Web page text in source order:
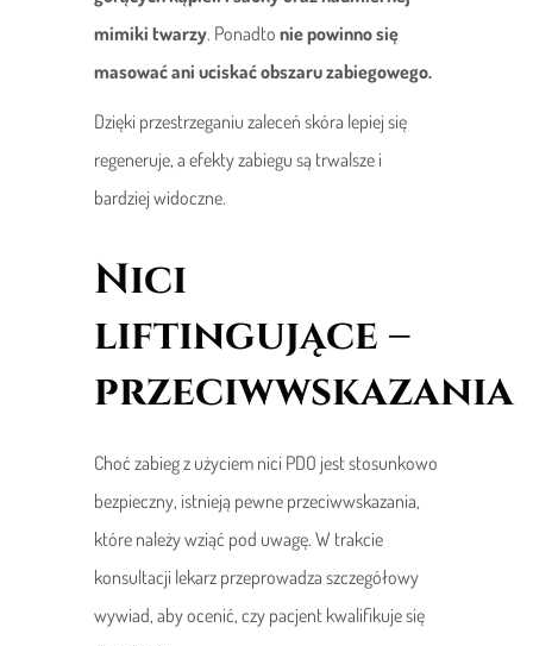
mimiki twarzy. Ponadto nie powinno się
masować ani uciskać obszaru zabiegowego.
Dzięki przestrzeganiu zaleceń skóra lepiej się
regeneruje, a efekty zabiegu są trwalsze i
bardziej widoczne.
Nici
liftingujące –
przeciwwskazania
Choć zabieg z użyciem nici PDO jest stosunkowo
bezpieczny, istnieją pewne przeciwwskazania,
które należy wziąć pod uwagę. W trakcie
konsultacji lekarz przeprowadza szczegółowy
wywiad, aby ocenić, czy pacjent kwalifikuje się